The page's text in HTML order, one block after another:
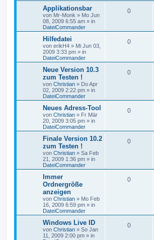
Applikationsbar
von Mr-Monk » Mo Jun
08, 2009 6:55 am » in
DateiCommander
0
Hilfedatei
von erikH4 » Mi Jun 03,
2009 3:33 pm » in
DateiCommander
0
Neue Version 10.3
zum Testen !
von Christian » Do Apr
02, 2009 2:22 pm » in
DateiCommander
0
Neues Adress-Tool
von Christian » Fr Mär
20, 2009 3:05 pm » in
DateiCommander
0
Finale Version 10.2
zum Testen !
von Christian » Sa Feb
21, 2009 1:36 pm » in
DateiCommander
0
Immer
Ordnergröße
anzeigen
von Christian » Mo Feb
16, 2009 6:59 pm » in
DateiCommander
0
Windows Live ID
von Christian » So Jan
11, 2009 2:00 pm » in
0